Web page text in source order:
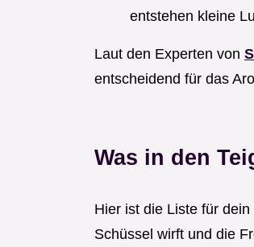
entstehen kleine
Laut den Experten von
entscheidend für das
Was in den
Hier ist die Liste für
Schüssel wirft und die